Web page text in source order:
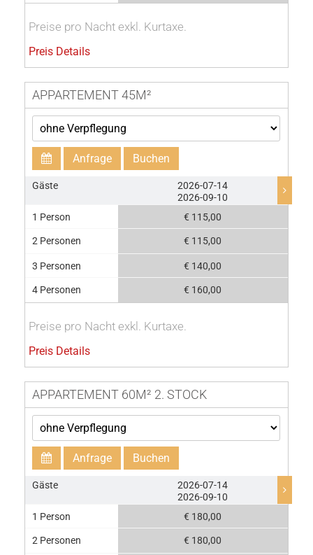
Preise pro Nacht exkl. Kurtaxe.
Preis Details
APPARTEMENT 45M²
Anfrage Buchen
Gäste
1 Person
2 Personen
3 Personen
4 Personen
2026-07-14
2026-09-10
€ 115,00
€ 115,00
€ 140,00
€ 160,00
Preise pro Nacht exkl. Kurtaxe.
Preis Details
APPARTEMENT 60M² 2. STOCK
Anfrage Buchen
Gäste
1 Person
2 Personen
2026-07-14
2026-09-10
€ 180,00
€ 180,00